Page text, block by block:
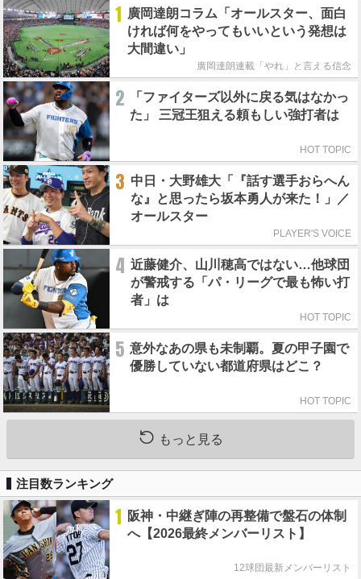
1 廣岡達朗コラム「オールスター、面白
ければ何をやってもいいという発想は
大間違い」
廣岡達朗連載「やれ」と言える信念
2
「ファイターズ以外に戻る気はなかっ
た」 三冠王狙える頼もしい強打者は
HOT TOPIC
3 中日・大野雄大「『話す選手おらへん
な』と思ったら坂本勇人が来た！」／
オールスター
PLAYER'S VOICE
4 近藤健介、山川穂高ではない…他球団
が警戒する「パ・リーグで最も怖い打
者」は
HOT TOPIC
5 意外なあの県も未制覇。夏の甲子園で
優勝していない都道府県はどこ？
HOT TOPIC
もっと見る
注目数ランキング
1 阪神・中継ぎ陣の再整備で盤石の体制
へ【2026最終メンバーリスト】
12球団最新メンバーリスト